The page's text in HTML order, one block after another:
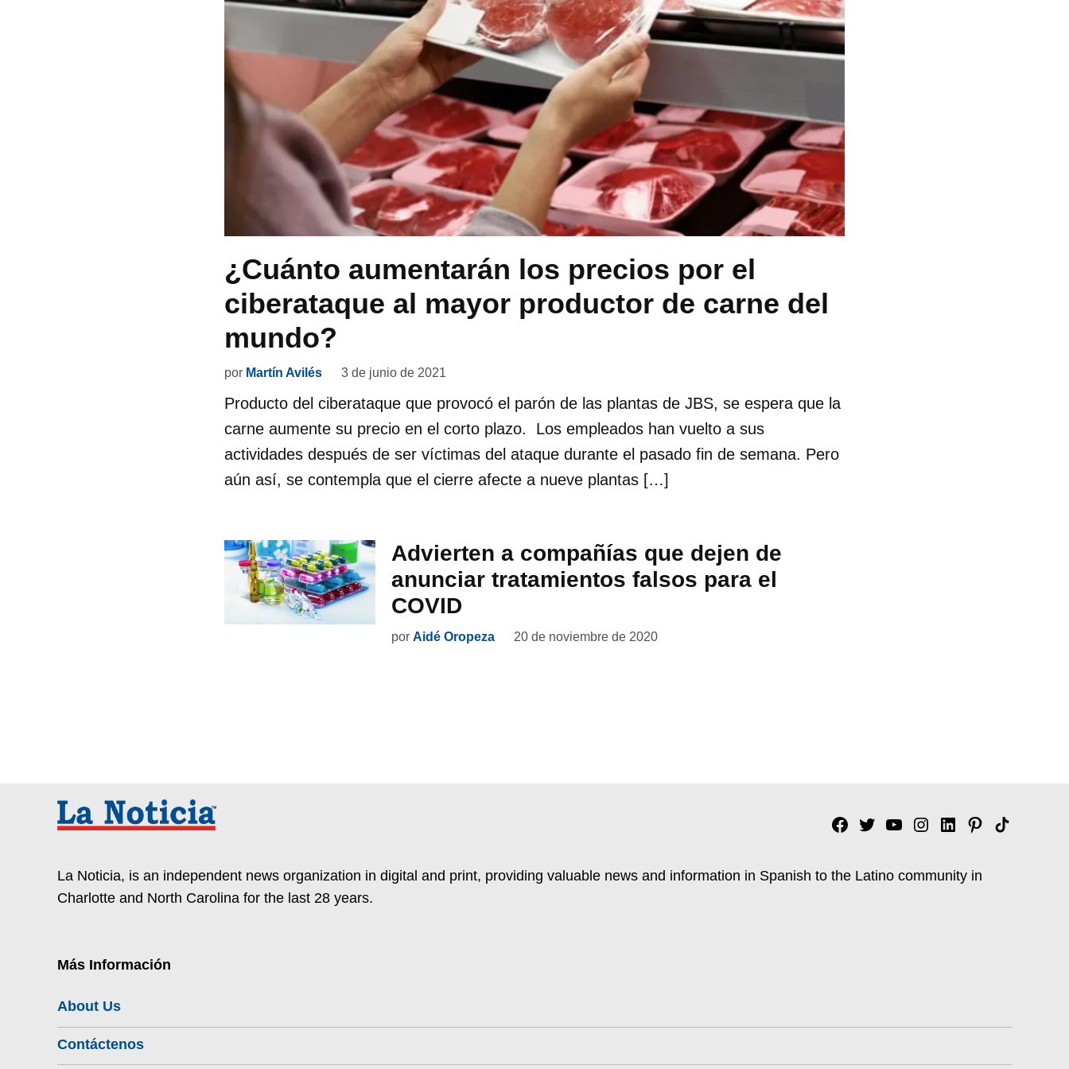
¿Cuánto aumentarán los precios por el
ciberataque al mayor productor de carne del
mundo?
por Martín Avilés 3 de junio de 2021
Producto del ciberataque que provocó el parón de las plantas de JBS, se espera que la
carne aumente su precio en el corto plazo. Los empleados han vuelto a sus
actividades después de ser víctimas del ataque durante el pasado fin de semana. Pero
aún así, se contempla que el cierre afecte a nueve plantas […]
Advierten a compañías que dejen de
anunciar tratamientos falsos para el
COVID
por Aidé Oropeza 20 de noviembre de 2020
Facebook
TwitterYouTubeInstagram
Linkedin
Pinterest
Tik
La Noticia, is an independent news organization in digital and print, providing valuable news and information in Spanish to the Latino community in
Charlotte and North Carolina for the last 28 years.
Más Información
About Us
Contáctenos